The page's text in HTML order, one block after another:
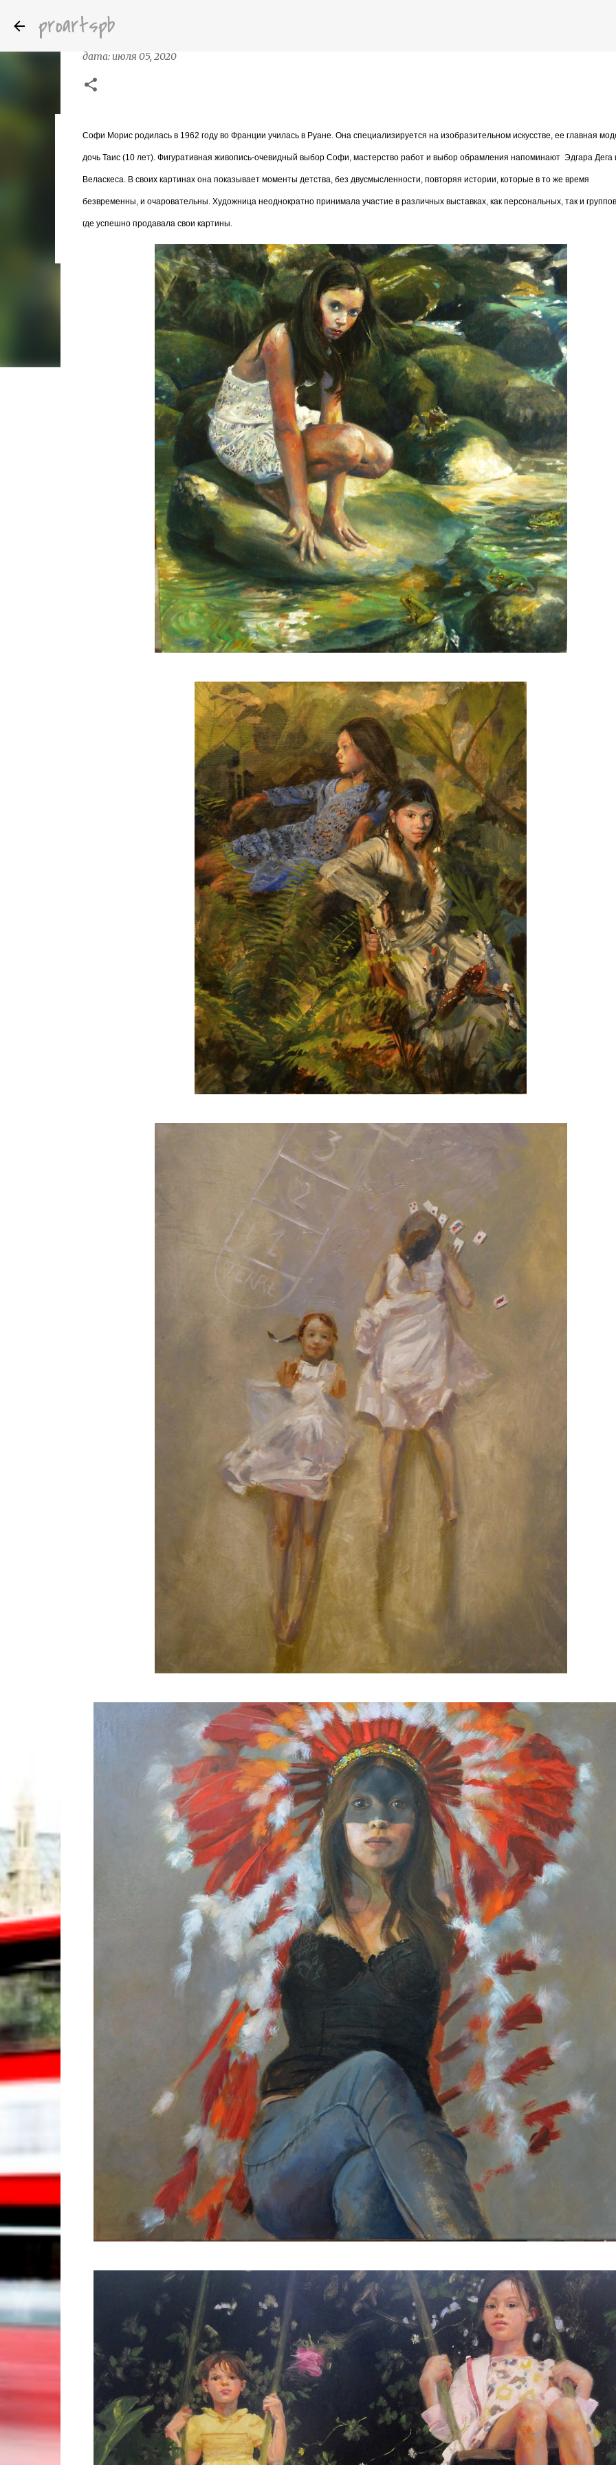
proartspb
Бумажные скульптуры канадского художника Келвина Николса (Calvin Nicholls)
дата:октября 14, 2022
дата: июля 05, 2020
Софи Морис родилась в 1962 году во Франции училась в Руане. Она специализируется на изобразительном искусстве, ее главная
дочь Таис (10 лет). Фигуративная живопись-очевидный выбор Софи, мастерство работ и выбор обрамления напоминают Эдгара Дега
Веласкеса. В своих картинах она показывает моменты детства, без двусмысленности, повторяя истории, которые в то же время
безвременны, и очаровательны. Художница неоднократно принимала участие в различных выставках, как персональных, так и
где успешно продавала свои картины.